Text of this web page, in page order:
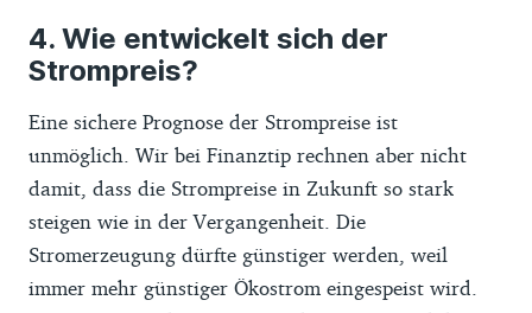
Wie entwickelt sich der
Strompreis?
Eine sichere Prognose der Strompreise ist
unmöglich. Wir bei Finanztip rechnen aber nicht
damit, dass die Strompreise in Zukunft so stark
steigen wie in der Vergangenheit. Die
Stromerzeugung dürfte günstiger werden, weil
immer mehr günstiger Ökostrom eingespeist wird.